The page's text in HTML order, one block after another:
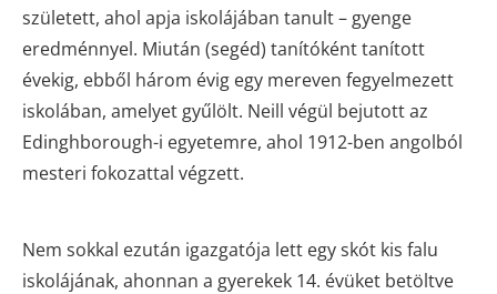
született, ahol apja iskolájában tanult – gyenge
eredménnyel. Miután (segéd) tanítóként tanított
évekig, ebből három évig egy mereven fegyelmezett
iskolában, amelyet gyűlölt. Neill végül bejutott az
Edinghborough-i egyetemre, ahol 1912-ben angolból
mesteri fokozattal végzett.
Nem sokkal ezután igazgatója lett egy skót kis falu
iskolájának, ahonnan a gyerekek 14. évüket betöltve